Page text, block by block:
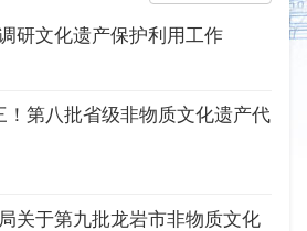
研文化遗产保护利用工作
！第八批省级非物质文化遗产代
关于第九批龙岩市非物质文化